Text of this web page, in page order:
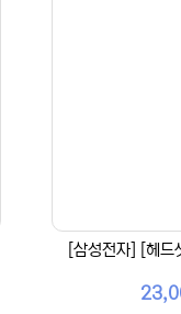
[삼성전자] [헤